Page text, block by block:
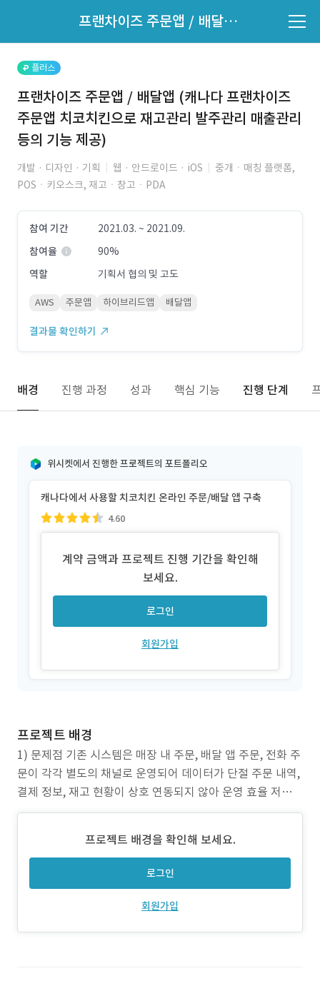
프랜차이즈 주문앱 / 배달앱 (캐나다 프랜차이즈 주문앱 치코치킨으로 재고관리 발주관리 매출관리등의 기능 제공)
지원자 목록 바로가기
플러스
프랜차이즈 주문앱 / 배달앱 (캐나다 프랜차이즈
주문앱 치코치킨으로 재고관리 발주관리 매출관리
등의 기능 제공)
개발 · 디자인 · 기획 웹 · 안드로이드 · iOS
중개ㆍ매칭 플랫폼,
POSㆍ키오스크, 재고ㆍ창고ㆍPDA
참여 기간
2021.03. ~ 2021.09.
참여율
90%
역할
기획서 협의 및 고도
AWS 주문앱 하이브리드앱 배달앱
결과물 확인하기
배경 진행 과정 성과 핵심 기능 진행 단계
위시켓에서 진행한 프로젝트의 포트폴리오
캐나다에서 사용할 치코치킨 온라인 주문/배달 앱 구축
4.60
계약 금액과 프로젝트 진행 기간을 확인해
보세요.
로그인
회원가입
프로젝트 배경
1) 문제점 기존 시스템은 매장 내 주문, 배달 앱 주문, 전화 주
문이 각각 별도의 채널로 운영되어 데이터가 단절 주문 내역,
결제 정보, 재고 현황이 상호 연동되지 않아 운영 효율 저하가
발생 메뉴 변경, 가격 수정, 재고 상태 등이 실시간 반영되지
ST / PST / HST 등 지역별 세율이 매장 단위로 수동 관리되
프로젝트 배경을 확인해 보세요.
로그인
회원가입